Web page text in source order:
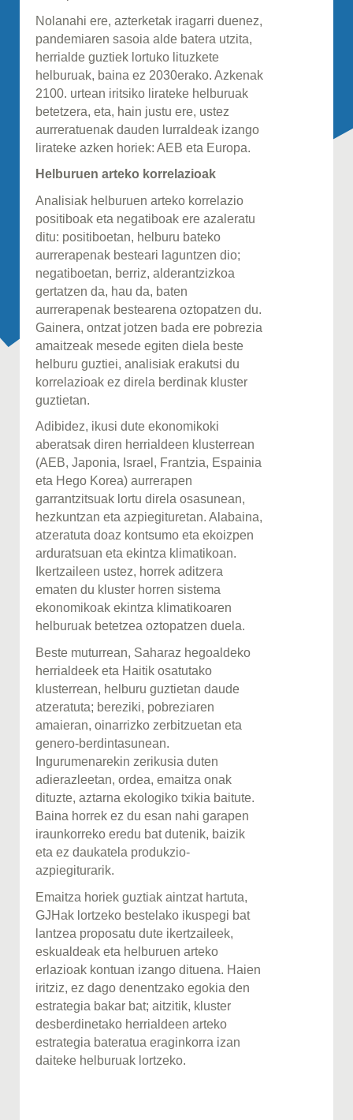
Nolanahi ere, azterketak iragarri duenez,
pandemiaren sasoia alde batera utzita,
herrialde guztiek lortuko lituzkete
helburuak, baina ez 2030erako. Azkenak
2100. urtean iritsiko lirateke helburuak
betetzera, eta, hain justu ere, ustez
aurreratuenak dauden lurraldeak izango
lirateke azken horiek: AEB eta Europa.
Helburuen arteko korrelazioak
Analisiak helburuen arteko korrelazio
positiboak eta negatiboak ere azaleratu
ditu: positiboetan, helburu bateko
aurrerapenak besteari laguntzen dio;
negatiboetan, berriz, alderantzizkoa
gertatzen da, hau da, baten
aurrerapenak bestearena oztopatzen du.
Gainera, ontzat jotzen bada ere pobrezia
amaitzeak mesede egiten diela beste
helburu guztiei, analisiak erakutsi du
korrelazioak ez direla berdinak kluster
guztietan.
Adibidez, ikusi dute ekonomikoki
aberatsak diren herrialdeen klusterrean
(AEB, Japonia, Israel, Frantzia, Espainia
eta Hego Korea) aurrerapen
garrantzitsuak lortu direla osasunean,
hezkuntzan eta azpiegituretan. Alabaina,
atzeratuta doaz kontsumo eta ekoizpen
arduratsuan eta ekintza klimatikoan.
Ikertzaileen ustez, horrek aditzera
ematen du kluster horren sistema
ekonomikoak ekintza klimatikoaren
helburuak betetzea oztopatzen duela.
Beste muturrean, Saharaz hegoaldeko
herrialdeek eta Haitik osatutako
klusterrean, helburu guztietan daude
atzeratuta; bereziki, pobreziaren
amaieran, oinarrizko zerbitzuetan eta
genero-berdintasunean.
Ingurumenarekin zerikusia duten
adierazleetan, ordea, emaitza onak
dituzte, aztarna ekologiko txikia baitute.
Baina horrek ez du esan nahi garapen
iraunkorreko eredu bat dutenik, baizik
eta ez daukatela produkzio-
azpiegiturarik.
Emaitza horiek guztiak aintzat hartuta,
GJHak lortzeko bestelako ikuspegi bat
lantzea proposatu dute ikertzaileek,
eskualdeak eta helburuen arteko
erlazioak kontuan izango dituena. Haien
iritziz, ez dago denentzako egokia den
estrategia bakar bat; aitzitik, kluster
desberdinetako herrialdeen arteko
estrategia bateratua eraginkorra izan
daiteke helburuak lortzeko.